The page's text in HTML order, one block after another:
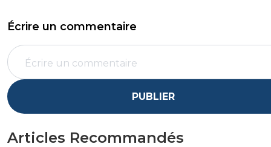
Écrire un commentaire
PUBLIER
Articles Recommandés